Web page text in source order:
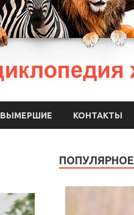
ВЫМЕРШИЕ КОНТАКТЫ
ПОПУЛЯРНОЕ